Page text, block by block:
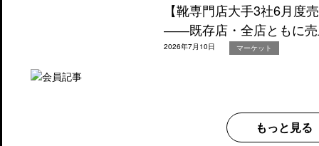
【靴専門店大手3社6月度
――既存店・全店ともに売
2026年7月10日 マーケット
もっと見る